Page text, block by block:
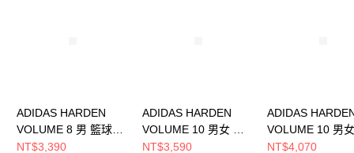
ADIDAS HARDEN
VOLUME 8 男 籃球鞋
IG6649
NT$3,390
ADIDAS HARDEN
VOLUME 10 男女 籃
球鞋 JQ9453
NT$3,590
ADIDAS
VOLUME 10 男
球鞋 JQ9422
NT$4,070